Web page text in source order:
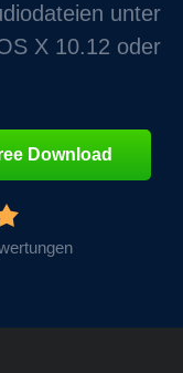
unter
X 10.12 oder
Download